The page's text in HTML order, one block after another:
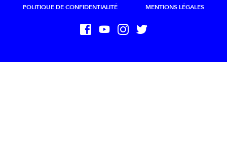
POLITIQUE DE CONFIDENTIALITÉ
MENTIONS LÉGALES